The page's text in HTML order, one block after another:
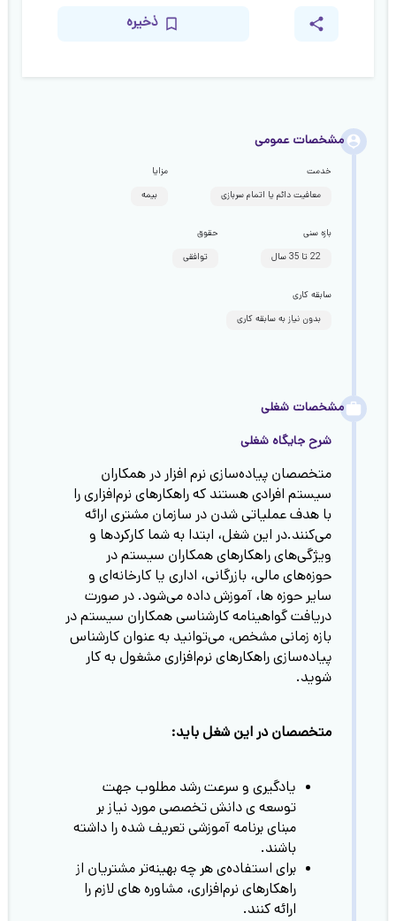
ذخیره
مشخصات عمومی
خدمت
معافیت دائم یا اتمام سربازی
مزایا
بیمه
بازه سنی
22 تا 35 سال
حقوق
توافقی
سابقه کاری
بدون نیاز به سابقه کاری
مشخصات شغلی
شرح جایگاه شغلی
متخصصان پیاده‌سازی نرم افزار در همکاران
سیستم افرادی هستند که راهکارهای نرم‌افزاری را
با هدف عملیاتی شدن در سازمان مشتری ارائه
می‌کنند.در این شغل، ابتدا به شما کارکردها و
ویژگی‌های راهکار‌های همکاران سیستم در
حوزه‌های مالی، بازرگانی، اداری یا کارخانه‌ای و
سایر حوزه ها، آموزش داده می‌شود. در صورت
دریافت گواهینامه کارشناسی همکاران سیستم در
بازه زمانی مشخص، می‌توانید به عنوان کارشناس
پیاده‌سازی راهکار‌های نرم‌افزاری مشغول به کار
شوید.
متخصصان در این شغل باید:
یادگیری و سرعت رشد مطلوب جهت
توسعه ی دانش تخصصی مورد نیاز بر
مبنای برنامه آموزشی تعریف شده را داشته
باشند.
برای استفاده‌ی هر چه بهینه‌تر مشتریان از
راهکارهای نرم‌افزاری، مشاوره های لازم را
ارائه کنند.